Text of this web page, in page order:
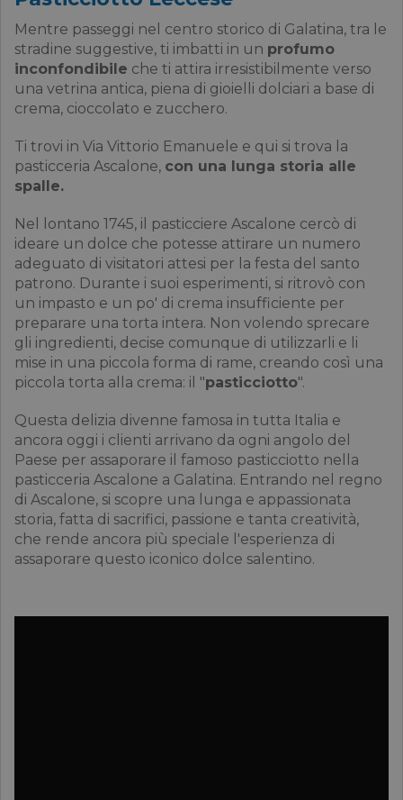
Mentre passeggi nel centro storico di Galatina, tra le
stradine suggestive, ti imbatti in un profumo
inconfondibile che ti attira irresistibilmente verso
una vetrina antica, piena di gioielli dolciari a base di
crema, cioccolato e zucchero.
Ti trovi in Via Vittorio Emanuele e qui si trova la
pasticceria Ascalone, con una lunga storia alle
spalle.
Nel lontano 1745, il pasticciere Ascalone cercò di
ideare un dolce che potesse attirare un numero
adeguato di visitatori attesi per la festa del santo
patrono. Durante i suoi esperimenti, si ritrovò con
un impasto e un po' di crema insufficiente per
preparare una torta intera. Non volendo sprecare
gli ingredienti, decise comunque di utilizzarli e li
mise in una piccola forma di rame, creando così una
piccola torta alla crema: il "pasticciotto".
Questa delizia divenne famosa in tutta Italia e
ancora oggi i clienti arrivano da ogni angolo del
Paese per assaporare il famoso pasticciotto nella
pasticceria Ascalone a Galatina. Entrando nel regno
di Ascalone, si scopre una lunga e appassionata
storia, fatta di sacrifici, passione e tanta creatività,
che rende ancora più speciale l'esperienza di
assaporare questo iconico dolce salentino.